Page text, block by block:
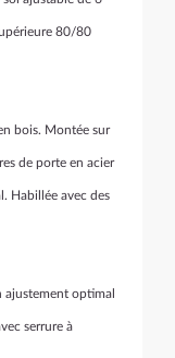
80/80
bois. Montée sur
de porte en acier
Habillée avec des
ajustement optimal
serrure à